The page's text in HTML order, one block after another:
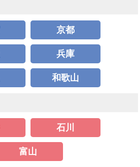
京都
兵庫
和歌山
石川
富山